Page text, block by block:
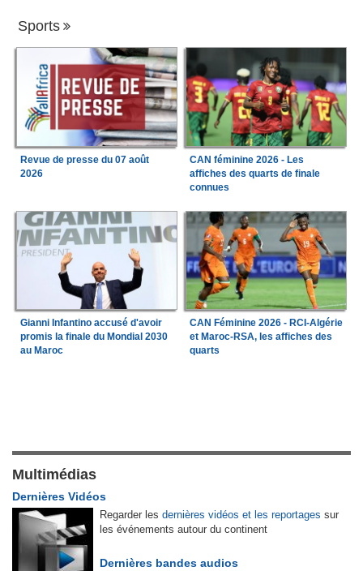
Sports
Revue de presse du 07 août
2026
CAN féminine 2026 - Les
affiches des quarts de finale
connues
Gianni Infantino accusé d'avoir
promis la finale du Mondial 2030
au Maroc
CAN Féminine 2026 - RCI-Algérie
et Maroc-RSA, les affiches des
quarts
Multimédias
Dernières Vidéos
Regarder les dernières vidéos et les reportages sur
les événements autour du continent
Dernières bandes audios